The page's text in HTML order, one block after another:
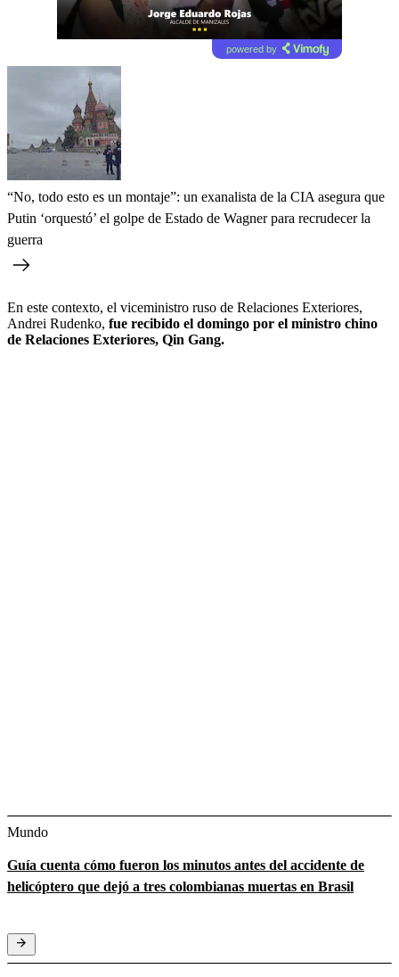
powered by
“No, todo esto es un montaje”: un exanalista de la CIA asegura que
Putin ‘orquestó’ el golpe de Estado de Wagner para recrudecer la
guerra
En este contexto, el viceministro ruso de Relaciones Exteriores,
Andrei Rudenko, fue recibido el domingo por el ministro chino
de Relaciones Exteriores, Qin Gang.
Mundo
Guía cuenta cómo fueron los minutos antes del accidente de
helicóptero que dejó a tres colombianas muertas en Brasil